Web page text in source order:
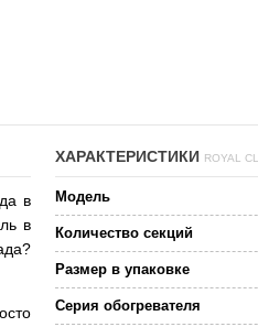
ХАРАКТЕРИСТИКИ ROYAL
Модель
Количество секций
Размер в упаковке
Серия обогревателя
в
в